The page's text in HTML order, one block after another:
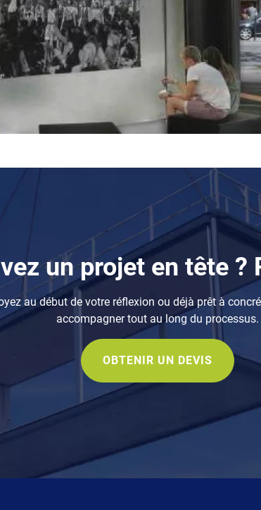
un projet en tête ?
au début de votre réflexion ou déjà prêt à
accompagner tout au long du processus.
OBTENIR UN DEVIS